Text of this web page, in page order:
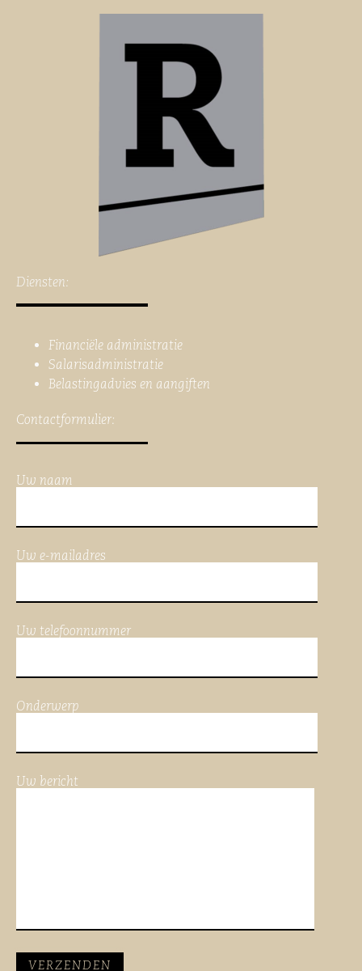
Diensten:
Financiële administratie
Salarisadministratie
Belastingadvies en aangiften
Contactformulier:
Uw naam
Uw e-mailadres
Uw telefoonnummer
Onderwerp
Uw bericht